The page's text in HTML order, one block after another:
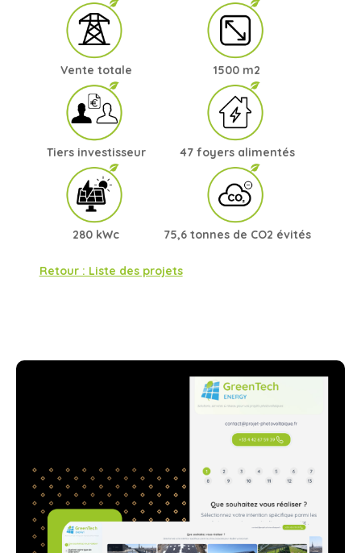
Vente totale
Tiers investisseur
280 kWc
1500 m2
47 foyers alimentés
75,6 tonnes de CO2 évités
Retour : Liste des projets